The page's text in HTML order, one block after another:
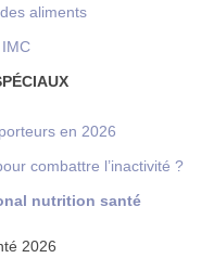
aliments
en 2026
combattre l’inactivité ?
nutrition santé
2026